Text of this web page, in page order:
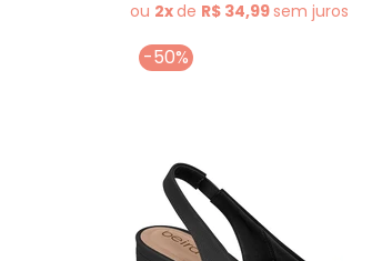
ou 2xde R$ 34,99sem juros
-50%